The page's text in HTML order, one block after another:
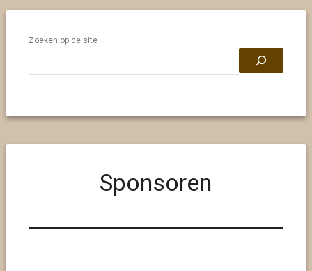
Zoeken op de site
Sponsoren